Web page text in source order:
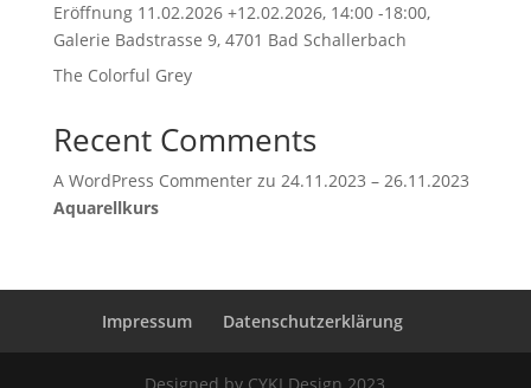
Eröffnung 11.02.2026 +12.02.2026, 14:00 -18:00,
Galerie Badstrasse 9, 4701 Bad Schallerbach
The Colorful Grey
Recent Comments
A WordPress Commenterzu 24.11.2023 – 26.11.2023
Aquarellkurs
Impressum Datenschutzerklärung